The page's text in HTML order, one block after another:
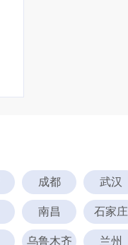
成都 武汉
南昌 石家庄
乌鲁木齐 兰州